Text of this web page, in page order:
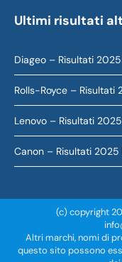
Ultimi risultati
Diageo – Risultati
Rolls-Royce – Risultati
Lenovo – Risultati
Canon – Risultati 2025
(c) copyright
Altri marchi, nomi di
questo sito possono